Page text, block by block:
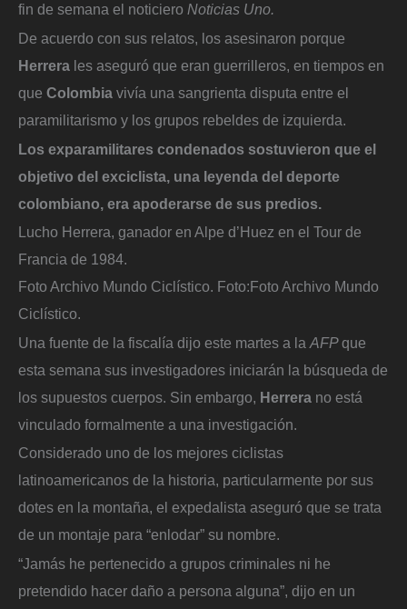
fin de semana el noticiero Noticias Uno.
De acuerdo con sus relatos, los asesinaron porque
Herrera les aseguró que eran guerrilleros, en tiempos en
que Colombia vivía una sangrienta disputa entre el
paramilitarismo y los grupos rebeldes de izquierda.
Los exparamilitares condenados sostuvieron que el
objetivo del exciclista, una leyenda del deporte
colombiano, era apoderarse de sus predios.
Lucho Herrera, ganador en Alpe d’Huez en el Tour de
Francia de 1984.
Foto Archivo Mundo Ciclístico. Foto:Foto Archivo Mundo
Ciclístico.
Una fuente de la fiscalía dijo este martes a la AFPque
esta semana sus investigadores iniciarán la búsqueda de
los supuestos cuerpos. Sin embargo, Herrera no está
vinculado formalmente a una investigación.
Considerado uno de los mejores ciclistas
latinoamericanos de la historia, particularmente por sus
dotes en la montaña, el expedalista aseguró que se trata
de un montaje para “enlodar” su nombre.
“Jamás he pertenecido a grupos criminales ni he
pretendido hacer daño a persona alguna”, dijo en un